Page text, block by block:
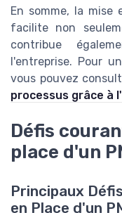
En somme, la mise
facilite non
contribue
l'entreprise. Pour
vous pouvez
processus grâce à
Défis
place d'un
Principaux
en Place d'un